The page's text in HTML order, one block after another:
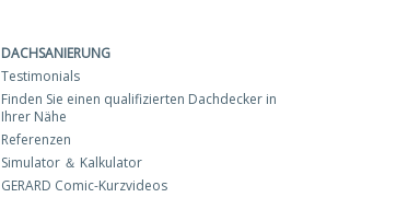
DACHSANIERUNG
Testimonials
Finden Sie einen qualifizierten Dachdecker in
Ihrer Nähe
Referenzen
Simulator ＆ Kalkulator
GERARD Comic-Kurzvideos